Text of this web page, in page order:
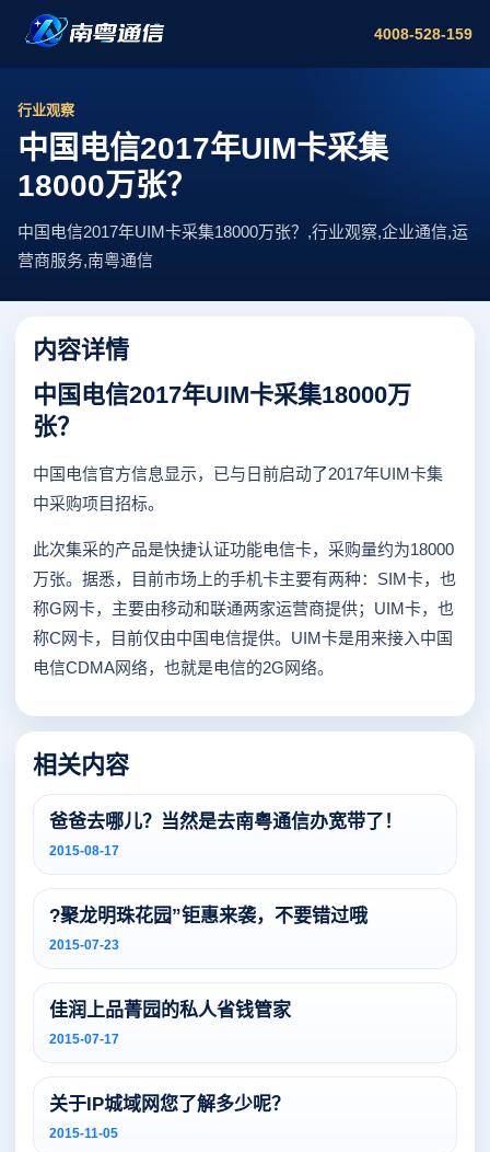
4008-528-159
行业观察
中国电信2017年UIM卡采集
18000万张？
中国电信2017年UIM卡采集18000万张？,行业观察,企业通信,运
营商服务,南粤通信
内容详情
中国电信2017年UIM卡采集18000万
张？
中国电信官方信息显示，已与日前启动了2017年UIM卡集
中采购项目招标。
此次集采的产品是快捷认证功能电信卡，采购量约为18000
万张。据悉，目前市场上的手机卡主要有两种：SIM卡，也
称G网卡，主要由移动和联通两家运营商提供；UIM卡，也
称C网卡，目前仅由中国电信提供。UIM卡是用来接入中国
电信CDMA网络，也就是电信的2G网络。
相关内容
爸爸去哪儿？当然是去南粤通信办宽带了！
2015-08-17
?聚龙明珠花园”钜惠来袭，不要错过哦
2015-07-23
佳润上品菁园的私人省钱管家
2015-07-17
关于IP城域网您了解多少呢？
2015-11-05